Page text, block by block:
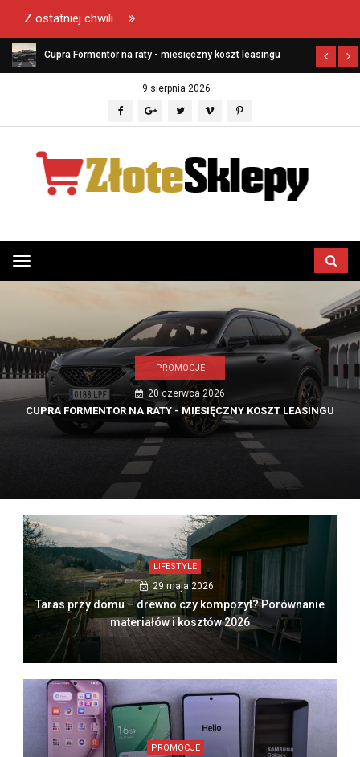
Z ostatniej chwili
Cupra Formentor na raty - miesięczny koszt leasingu
9 sierpnia 2026
Przełącz
menu
PROMOCJE
20 czerwca 2026
CUPRA FORMENTOR NA RATY - MIESIĘCZNY KOSZT LEASINGU
LIFESTYLE
29 maja 2026
Taras przy domu – drewno czy kompozyt? Porównanie
materiałów i kosztów 2026
PROMOCJE